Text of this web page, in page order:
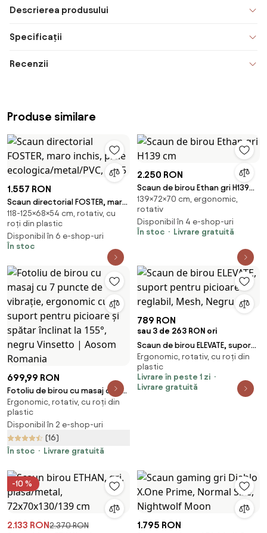
Descrierea produsului
Specificații
Recenzii
Produse similare
1.557 RON
Scaun directorial FOSTER, maro
inchis, piele
ecologica/metal/PVC, 68x5
118-125×68×54 cm, rotativ, cu
roți din plastic
Disponibil în 6 e-shop-uri
În stoc
2.250 RON
Scaun de birou Ethan gri H139
cm
139×72×70 cm, ergonomic,
rotativ
Disponibil în 4 e-shop-uri
În stoc
Livrare gratuită
699,99 RON
Fotoliu de birou cu masaj cu 7
puncte de vibrație, ergonomic
cu suport pentru picioare și
spătar înclinat la 155°, negru
Vinsetto | Aosom Romania
Ergonomic, rotativ, cu roți din
plastic
Disponibil în 2 e-shop-uri
(16)
În stoc
Livrare gratuită
789 RON
sau 3 de 263 RON ori
Scaun de birou ELEVATE, suport
pentru picioare reglabil, Mesh,
Negru
Ergonomic, rotativ, cu roți din
plastic
Livrare în peste 1 zi
Livrare gratuită
-10 %
2.133 RON2.370 RON
1.795 RON